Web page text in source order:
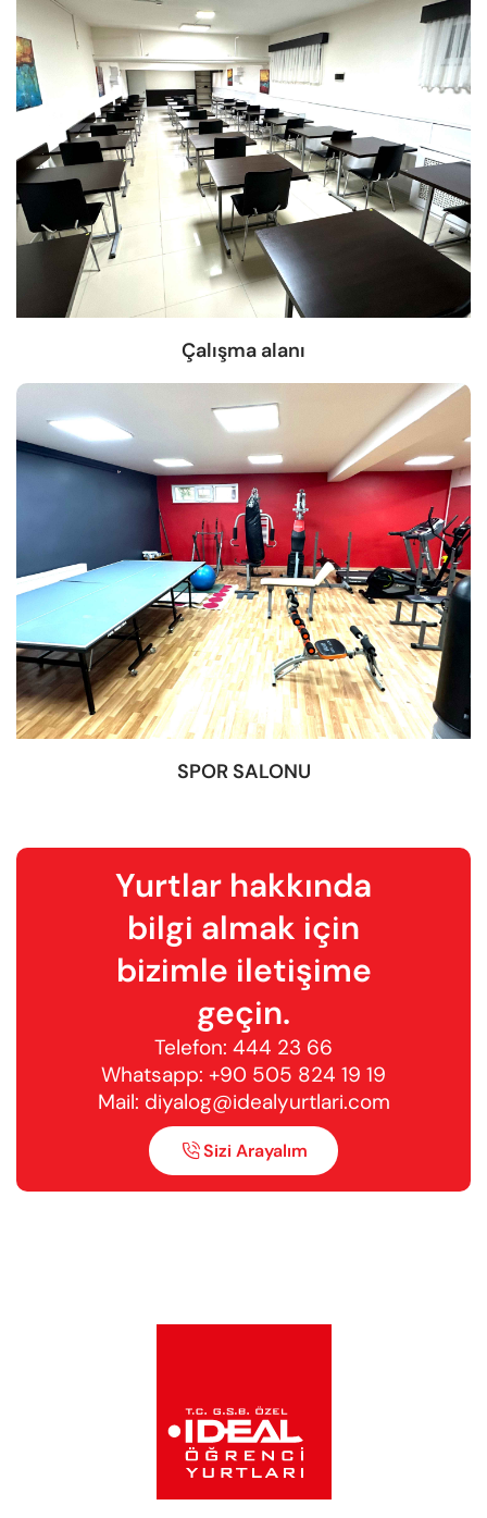
Çalışma alanı
SPOR SALONU
Yurtlar hakkında
bilgi almak için
bizimle iletişime
geçin.
Telefon: 444 23 66
Whatsapp: +90 505 824 19 19
Mail: diyalog@idealyurtlari.com
Sizi Arayalım